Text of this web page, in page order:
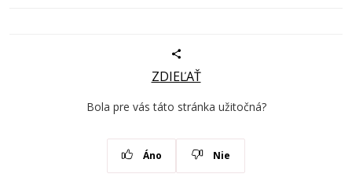
ZDIEĽAŤ
Bola pre vás táto stránka užitočná?
Áno Nie